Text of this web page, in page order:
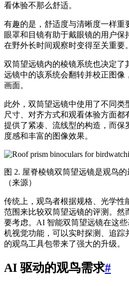
看体验不那么舒适。
有趣的是，舒适度与清晰度一样重
眼罩和目镜有助于戴眼镜的用户
在野外长时间观察时变得至关重要。
双筒望远镜内的棱镜系统也决定了
远镜中的该系统会翻转并校正图像
画面。
此外，双筒望远镜中使用了不同类
尺寸、对齐方式和观看体验方面
提供了紧凑、流线型的构造，而保
度感和丰富的图像效果。
图 2. 屋脊棱镜双筒望远镜是观鸟的
（来源）
传统上，观鸟者根据规格、光学性
范围来比较双筒望远镜的评测。然
要考虑。AI 智能双筒望远镜在这
机视觉功能，可以实时探测、追踪
的观鸟工具包带来了强大的升级。
AI 驱动的观鸟需求#